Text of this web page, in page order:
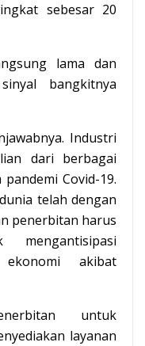
sebesar 20
lama dan
bangkitnya
Industri
dari berbagai
Covid-19.
telah dengan
penerbitan harus
akibat
untuk
layanan